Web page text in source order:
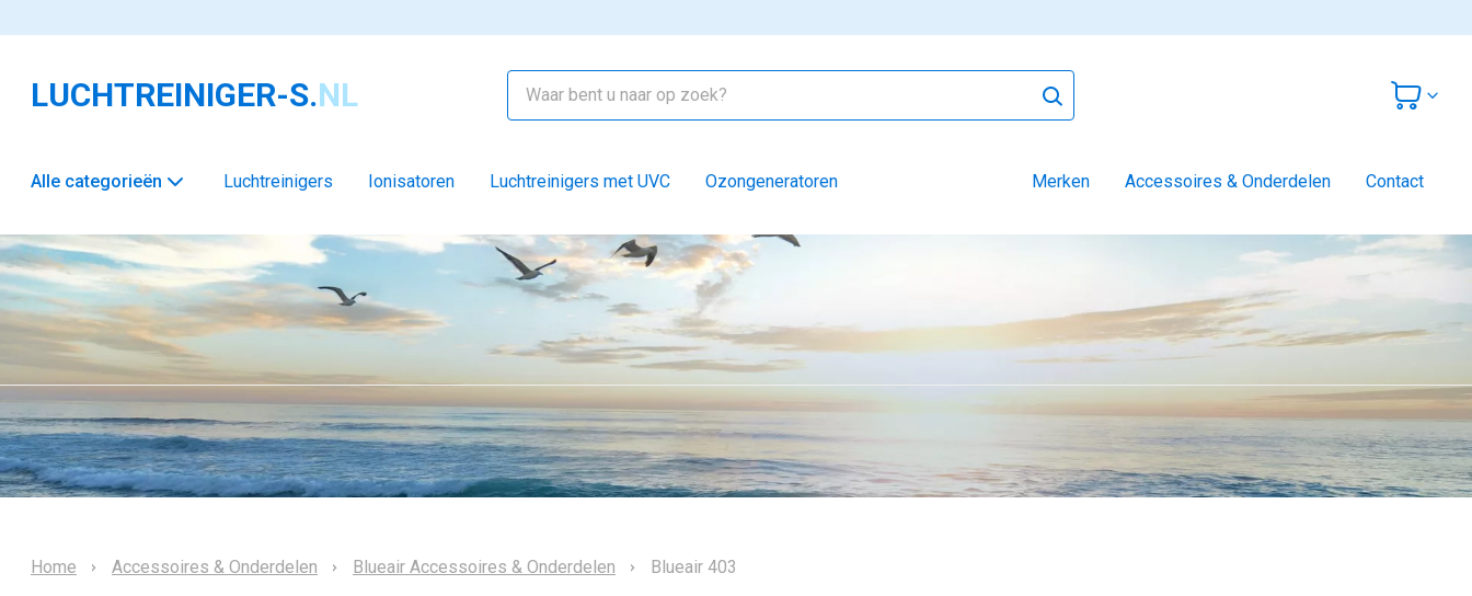
LUCHTREINIGER-S.NL
Alle categorieën Luchtreinigers Ionisatoren Luchtreinigers met UVC Ozongeneratoren Merken Accessoires & Onderdelen Contact
Home Accessoires & Onderdelen Blueair Accessoires & Onderdelen Blueair 403